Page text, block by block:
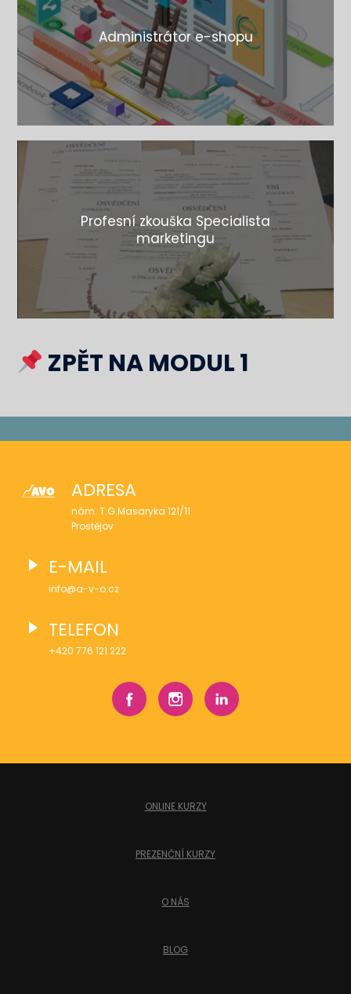
Administrátor e-shopu
Profesní zkouška Specialista
marketingu
ZPĚT NA MODUL 1
ADRESA
nám. T.G.Masaryka 121/11
Prostějov
E-MAIL
info@a-v-o.cz
TELEFON
+420 776 121 222
ONLINE KURZY
PREZENČNÍ KURZY
O NÁS
BLOG